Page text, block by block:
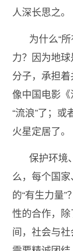
人深长思之。
为什么“
力？因为地
分子，承担
像中国电影
“流浪”了；
火星定居了。
保护环境
么，每个国
的“有生力量
性的合作，
间，社会与